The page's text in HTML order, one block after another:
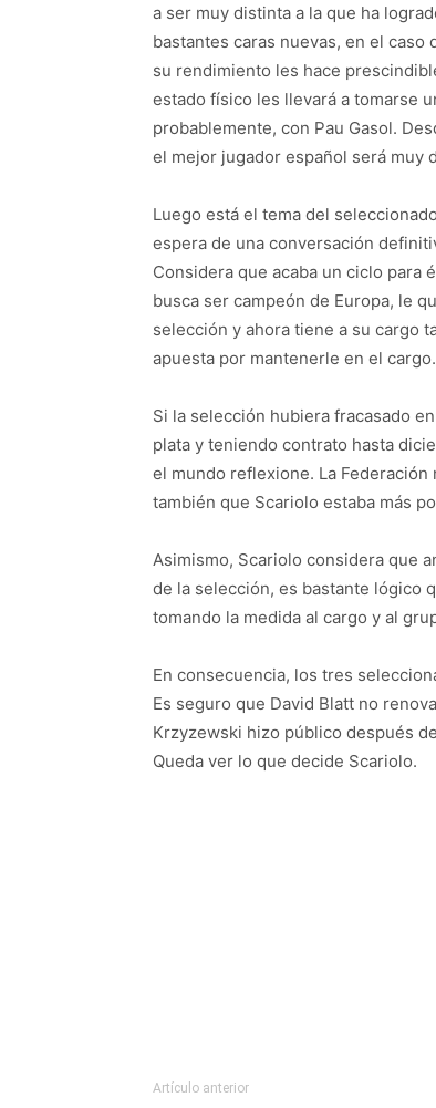
a ser muy distinta a la que ha
bastantes caras nuevas, en el
su rendimiento les hace
estado físico les llevará a tomarse
probablemente, con Pau Gasol.
el mejor jugador español será muy
Luego está el tema del
espera de una conversación
Considera que acaba un ciclo para
busca ser campeón de Europa, le
selección y ahora tiene a su cargo
apuesta por mantenerle en el cargo.
Si la selección hubiera fracasado
plata y teniendo contrato hasta
el mundo reflexione. La
también que Scariolo estaba más
Asimismo, Scariolo considera que
de la selección, es bastante lógico
tomando la medida al cargo y al
En consecuencia, los tres
Es seguro que David Blatt no
Krzyzewski hizo público después
Queda ver lo que decide Scariolo.
Artículo anterior